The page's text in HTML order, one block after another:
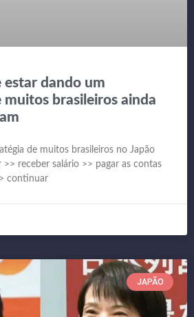
estar dando um
muitos brasileiros ainda
de muitos brasileiros no Japão
receber salário >> pagar as contas
continuar
JAPÃO